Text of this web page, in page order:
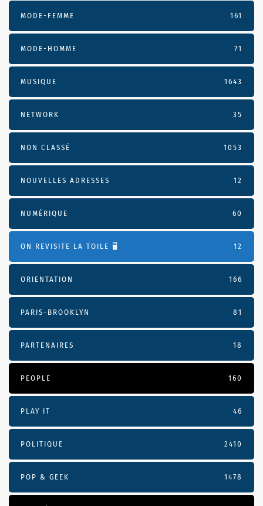
MODE-FEMME 161
MODE-HOMME 71
MUSIQUE 1643
NETWORK 35
NON CLASSÉ 1053
NOUVELLES ADRESSES 12
NUMÉRIQUE 60
ON REVISITE LA TOILE 🖥️ 12
ORIENTATION 166
PARIS-BROOKLYN 81
PARTENAIRES 18
PEOPLE 160
PLAY IT 46
POLITIQUE 2410
POP & GEEK 1478